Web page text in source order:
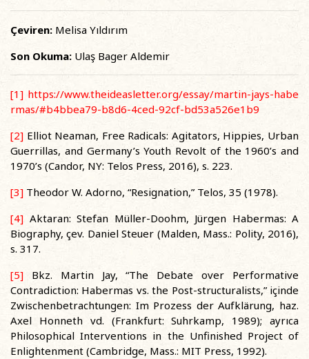
Çeviren: Melisa Yıldırım
Son Okuma: Ulaş Bager Aldemir
[1] https://www.theideasletter.org/essay/martin-jays-habe
rmas/#b4bbea79-b8d6-4ced-92cf-bd53a526e1b9
[2] Elliot Neaman, Free Radicals: Agitators, Hippies, Urban
Guerrillas, and Germany’s Youth Revolt of the 1960’s and
1970’s (Candor, NY: Telos Press, 2016), s. 223.
[3] Theodor W. Adorno, “Resignation,” Telos, 35 (1978).
[4] Aktaran: Stefan Müller-Doohm, Jürgen Habermas: A
Biography, çev. Daniel Steuer (Malden, Mass.: Polity, 2016),
s. 317.
[5] Bkz. Martin Jay, “The Debate over Performative
Contradiction: Habermas vs. the Post-structuralists,” içinde
Zwischenbetrachtungen: Im Prozess der Aufklärung, haz.
Axel Honneth vd. (Frankfurt: Suhrkamp, 1989); ayrıca
Philosophical Interventions in the Unfinished Project of
Enlightenment (Cambridge, Mass.: MIT Press, 1992).